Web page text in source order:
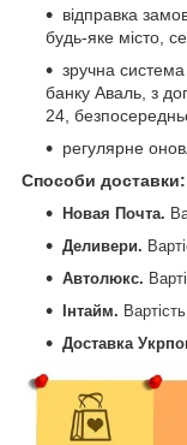
відправка
будь-яке місто,
зручна
банку Аваль, з
24,
регулярне
Способи доставки:
Новая Почта.
Деливери.
Автолюкс.
Інтайм.
Доставка